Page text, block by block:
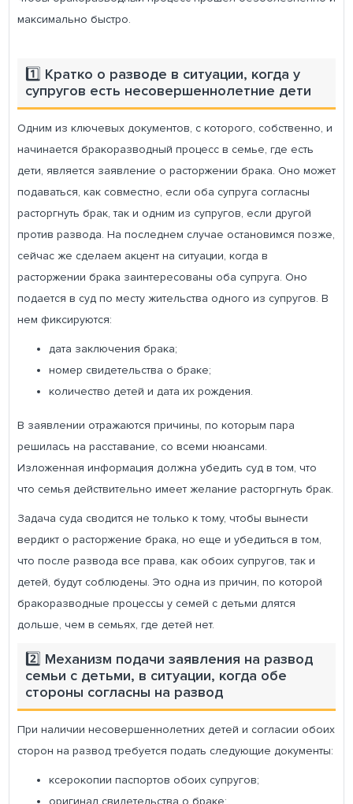
максимально быстро.
1️⃣ Кратко о разводе в ситуации, когда у
супругов есть несовершеннолетние дети
Одним из ключевых документов, с которого, собственно, и
начинается бракоразводный процесс в семье, где есть
дети, является заявление о расторжении брака. Оно может
подаваться, как совместно, если оба супруга согласны
расторгнуть брак, так и одним из супругов, если другой
против развода. На последнем случае остановимся позже,
сейчас же сделаем акцент на ситуации, когда в
расторжении брака заинтересованы оба супруга. Оно
подается в суд по месту жительства одного из супругов. В
нем фиксируются:
дата заключения брака;
номер свидетельства о браке;
количество детей и дата их рождения.
В заявлении отражаются причины, по которым пара
решилась на расставание, со всеми нюансами.
Изложенная информация должна убедить суд в том, что
что семья действительно имеет желание расторгнуть брак.
Задача суда сводится не только к тому, чтобы вынести
вердикт о расторжение брака, но еще и убедиться в том,
что после развода все права, как обоих супругов, так и
детей, будут соблюдены. Это одна из причин, по которой
бракоразводные процессы у семей с детьми длятся
дольше, чем в семьях, где детей нет.
2️⃣ Механизм подачи заявления на развод
семьи с детьми, в ситуации, когда обе
стороны согласны на развод
При наличии несовершеннолетних детей и согласии обоих
сторон на развод требуется подать следующие документы:
ксерокопии паспортов обоих супругов;